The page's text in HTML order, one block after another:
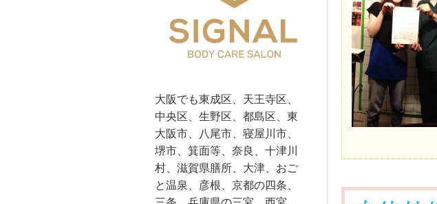
大阪でも東成区、天王寺区、
中央区、生野区、都島区、東
大阪市、八尾市、寝屋川市、
堺市、箕面等、奈良、十津川
村、滋賀県膳所、大津、おご
と温泉、彦根、京都の四条、